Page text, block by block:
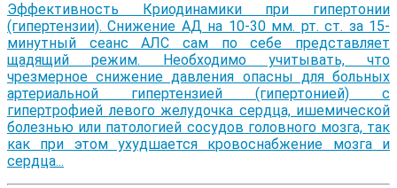
Эффективность Криодинамики при гипертонии
(гипертензии). Снижение АД на 10-30 мм. рт. ст. за 15-
минутный сеанс АЛС сам по себе представляет
щадящий режим. Необходимо учитывать, что
чрезмерное снижение давления опасны для больных
артериальной гипертензией (гипертонией) с
гипертрофией левого желудочка сердца, ишемической
болезнью или патологией сосудов головного мозга, так
как при этом ухудшается кровоснабжение мозга и
сердца...